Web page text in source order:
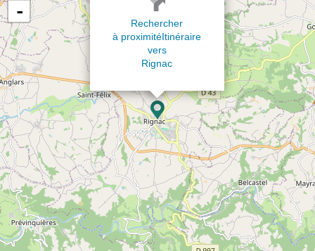
Rechercher
à proximitéItinéraire
vers
Rignac
-